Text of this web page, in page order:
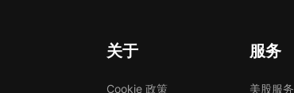
关于
Cookie 政策
服务
美股服务